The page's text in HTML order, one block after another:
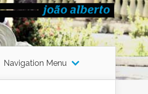
Navigation Menu